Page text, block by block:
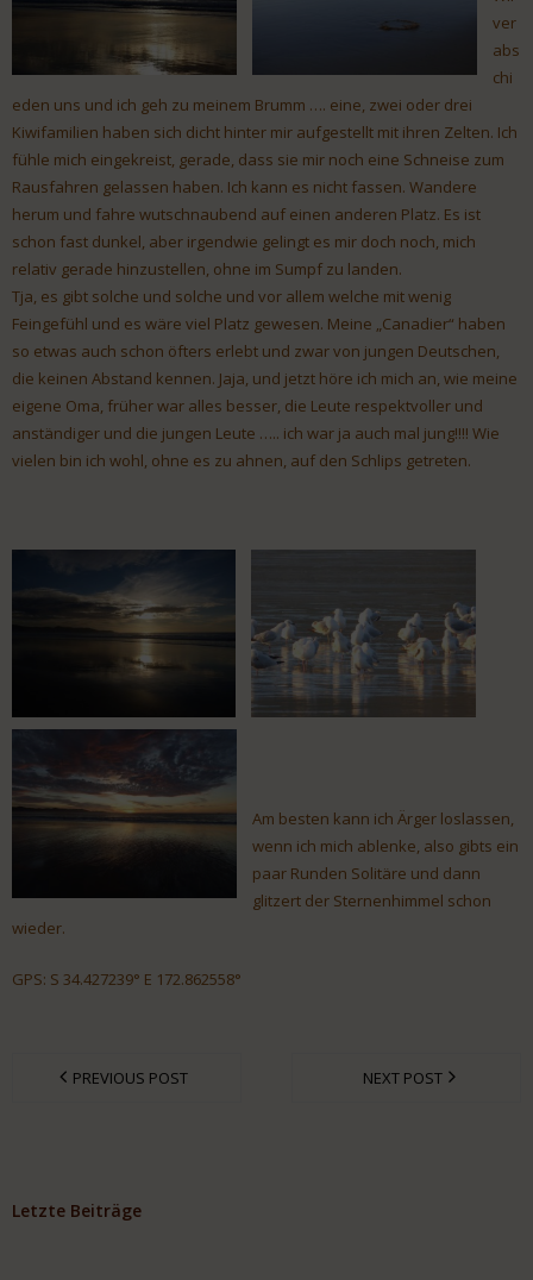
ver
abs
chi
eden uns und ich geh zu meinem Brumm …. eine, zwei oder drei
Kiwifamilien haben sich dicht hinter mir aufgestellt mit ihren Zelten. Ich
fühle mich eingekreist, gerade, dass sie mir noch eine Schneise zum
Rausfahren gelassen haben. Ich kann es nicht fassen. Wandere
herum und fahre wutschnaubend auf einen anderen Platz. Es ist
schon fast dunkel, aber irgendwie gelingt es mir doch noch, mich
relativ gerade hinzustellen, ohne im Sumpf zu landen.
Tja, es gibt solche und solche und vor allem welche mit wenig
Feingefühl und es wäre viel Platz gewesen. Meine „Canadier“ haben
so etwas auch schon öfters erlebt und zwar von jungen Deutschen,
die keinen Abstand kennen. Jaja, und jetzt höre ich mich an, wie meine
eigene Oma, früher war alles besser, die Leute respektvoller und
anständiger und die jungen Leute ….. ich war ja auch mal jung!!!! Wie
vielen bin ich wohl, ohne es zu ahnen, auf den Schlips getreten.
Am besten kann ich Ärger loslassen,
wenn ich mich ablenke, also gibts ein
paar Runden Solitäre und dann
glitzert der Sternenhimmel schon
wieder.
GPS: S 34.427239° E 172.862558°
PREVIOUS POST NEXT POST
Letzte Beiträge